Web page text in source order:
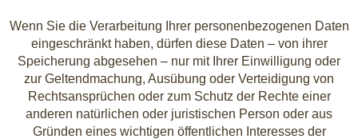
Wenn Sie die Verarbeitung Ihrer personenbezogenen Daten
eingeschränkt haben, dürfen diese Daten – von ihrer
Speicherung abgesehen – nur mit Ihrer Einwilligung oder
zur Geltendmachung, Ausübung oder Verteidigung von
Rechtsansprüchen oder zum Schutz der Rechte einer
anderen natürlichen oder juristischen Person oder aus
Gründen eines wichtigen öffentlichen Interesses der